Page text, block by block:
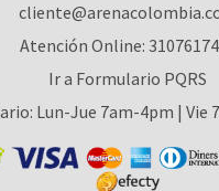
Atención Online:
Ir a Formulario PQRS
Lun-Jue 7am-4pm | Vie